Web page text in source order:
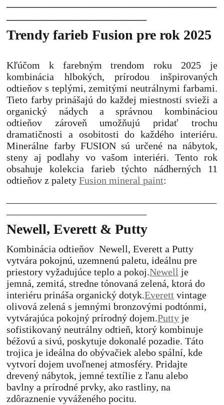
Trendy farieb Fusion pre rok 2025
Kľúčom k farebným trendom roku 2025 je
kombinácia hlbokých, prírodou inšpirovaných
odtieňov s teplými, zemitými neutrálnymi farbami.
Tieto farby prinášajú do každej miestnosti svieži a
organický nádych a správnou kombináciou
odtieňov zároveň umožňujú pridať trochu
dramatičnosti a osobitosti do každého interiéru.
Minerálne farby FUSION sú určené na nábytok,
steny aj podlahy vo vašom interiéri.Tento rok
obsahuje kolekcia farieb týchto nádherných 11
odtieňov z paletyFusion mineral paint:
Newell, Everett & Putty
Kombinácia odtieňov Newell, Everett a Putty
vytvára pokojnú, uzemnenú paletu, ideálnu pre
priestory vyžadujúce teplo a pokoj.Newell je
jemná, zemitá, stredne tónovaná zelená, ktorá do
interiéru prináša organický dotyk.Everett vintage
olivová zelená s jemnými bronzovými podtónmi,
vytvárajúca pokojný prírodný dojem.Putty je
sofistikovaný neutrálny odtieň, ktorý kombinuje
béžovú a sivú, poskytuje dokonalé pozadie.Táto
trojica je ideálna do obývačiek alebo spální, kde
vytvorí dojem uvoľnenej atmosféry. Pridajte
drevený nábytok, jemné textílie z ľanu alebo
bavlny a prírodné prvky, ako rastliny, na
zdôraznenie vyváženého pocitu.